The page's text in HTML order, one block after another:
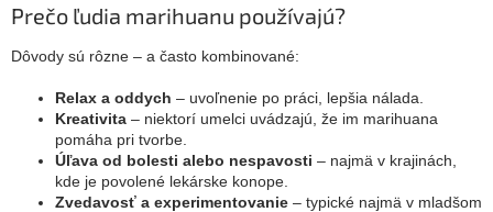
Prečo ľudia marihuanu používajú?
Dôvody sú rôzne – a často kombinované:
Relax a oddych – uvoľnenie po práci, lepšia nálada.
Kreativita – niektorí umelci uvádzajú, že im marihuana
pomáha pri tvorbe.
Úľava od bolesti alebo nespavosti – najmä v krajinách,
kde je povolené lekárske konope.
Zvedavosť a experimentovanie – typické najmä v mladšom